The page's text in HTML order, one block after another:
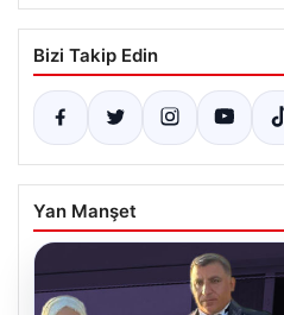
Bizi Takip Edin
Yan Manşet